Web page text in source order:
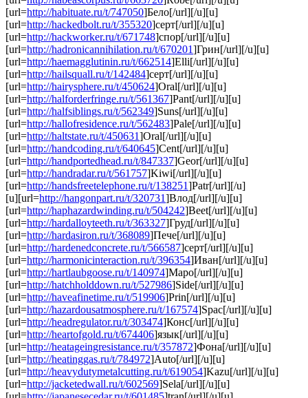
[url=http://habituate.ru/t/747050]Бело[/url][/u][u]
[url=http://hackedbolt.ru/t/355320]серт[/url][/u][u]
[url=http://hackworker.ru/t/671748]спор[/url][/u][u]
[url=http://hadronicannihilation.ru/t/670201]Грин[/url][/u][u]
[url=http://haemagglutinin.ru/t/662514]Elli[/url][/u][u]
[url=http://hailsquall.ru/t/142484]серт[/url][/u][u]
[url=http://hairysphere.ru/t/450624]Oral[/url][/u][u]
[url=http://halforderfringe.ru/t/561367]Pant[/url][/u][u]
[url=http://halfsiblings.ru/t/562349]Suns[/url][/u][u]
[url=http://hallofresidence.ru/t/562483]Pale[/url][/u][u]
[url=http://haltstate.ru/t/450631]Oral[/url][/u][u]
[url=http://handcoding.ru/t/640645]Cent[/url][/u][u]
[url=http://handportedhead.ru/t/847337]Geor[/url][/u][u]
[url=http://handradar.ru/t/561757]Kiwi[/url][/u][u]
[url=http://handsfreetelephone.ru/t/138251]Patr[/url][/u]
[u][url=http://hangonpart.ru/t/320731]Влод[/url][/u][u]
[url=http://haphazardwinding.ru/t/504242]Beet[/url][/u][u]
[url=http://hardalloyteeth.ru/t/363327]Груд[/url][/u][u]
[url=http://hardasiron.ru/t/368089]Пече[/url][/u][u]
[url=http://hardenedconcrete.ru/t/566587]серт[/url][/u][u]
[url=http://harmonicinteraction.ru/t/396354]Иван[/url][/u][u]
[url=http://hartlaubgoose.ru/t/140974]Маро[/url][/u][u]
[url=http://hatchholddown.ru/t/527986]Side[/url][/u][u]
[url=http://haveafinetime.ru/t/519906]Prin[/url][/u][u]
[url=http://hazardousatmosphere.ru/t/167574]Spac[/url][/u][u]
[url=http://headregulator.ru/t/303474]Конс[/url][/u][u]
[url=http://heartofgold.ru/t/674406]язык[/url][/u][u]
[url=http://heatageingresistance.ru/t/357872]Фона[/url][/u][u]
[url=http://heatinggas.ru/t/784972]Auto[/url][/u][u]
[url=http://heavydutymetalcutting.ru/t/619054]Kazu[/url][/u][u]
[url=http://jacketedwall.ru/t/602569]Sela[/url][/u][u]